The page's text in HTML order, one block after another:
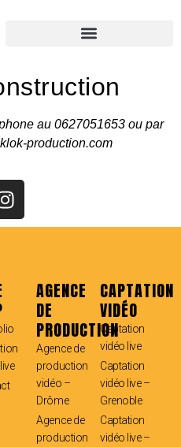
au 0627051653 ou par
production.com
AGENCE
DE
PRODUCTION
Agence de
production
vidéo –
Drôme
Agence de
production
CAPTATION
VIDÉO
Captation
vidéo live
Captation
vidéo live –
Grenoble
Captation
vidéo live –